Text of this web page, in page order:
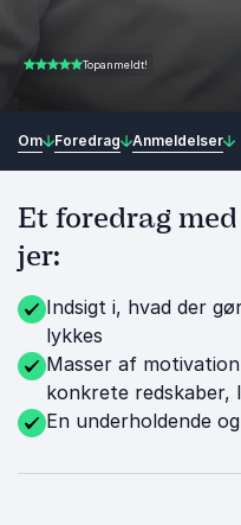
4.80 ud af 5Topanmeldt!
Om Foredrag Anmeldelser
Et foredrag
jer:
Indsigt i, hvad der
lykkes
Masser af
konkrete redskaber,
En underholdende